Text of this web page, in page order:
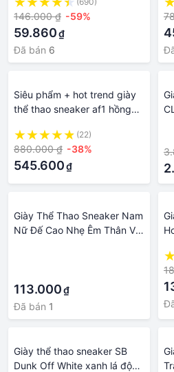
146.000 ₫ -59%
59.860₫
Đã bán 6
Siêu phẩm + hot trend giày
thể thao sneaker af1 hồng
chụp nữ siêu xinh độn đế thỏ
store
(22)
880.000 ₫ -38%
545.600₫
Giày Thể Thao Sneaker Nam
Nữ Đế Cao Nhẹ Êm Thân Vải
113.000₫
Đã bán 1
đi
Giày thể thao sneaker SB
Dunk Off White xanh lá độc